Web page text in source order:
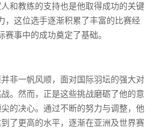
和教练的支持也是他取得成功的关键
，这位选手逐渐积累了丰富的比赛经
赛事中的成功奠定了基础。
非一帆风顺，面对国际羽坛的强大对
。然而，正是这些挑战磨砺了他的意
的决心。通过不断的努力与调整，他
了更高的水平，逐渐在亚洲及世界赛